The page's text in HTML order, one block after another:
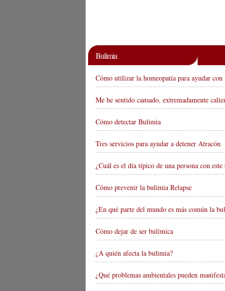
Bulimia
Cómo utilizar la homeopatía para ayudar
Me he sentido cansado, extremadamente
Cómo detectar Bulimia
Tres servicios para ayudar a detener Atracón
¿Cuál es el día típico de una persona con
Cómo prevenir la bulimia Relapse
¿En qué parte del mundo es más común la
Cómo dejar de ser bulímica
¿A quién afecta la bulimia?
¿Qué problemas ambientales pueden